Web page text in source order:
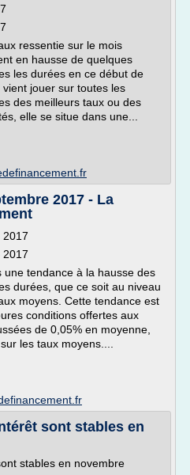
ressentie sur le mois
en hausse de quelques
les durées en ce début de
jouer sur toutes les
des meilleurs taux ou des
elle se situe dans une...
2017 - La
2017
2017
tendance à la hausse des
durées, que ce soit au niveau
moyens. Cette tendance est
conditions offertes aux
de 0,05% en moyenne,
les taux moyens....
sont stables en
stables en novembre